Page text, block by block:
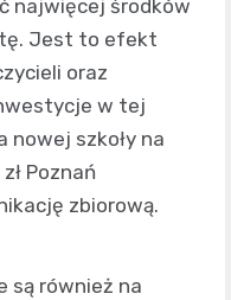
najwięcej środków
Jest to efekt
oraz
w tej
nowej szkoły na
Poznań
zbiorową.
są również na